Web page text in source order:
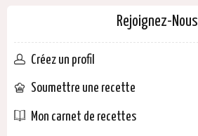
Rejoignez-Nous
Créez un profil
Soumettre une recette
Mon carnet de recettes